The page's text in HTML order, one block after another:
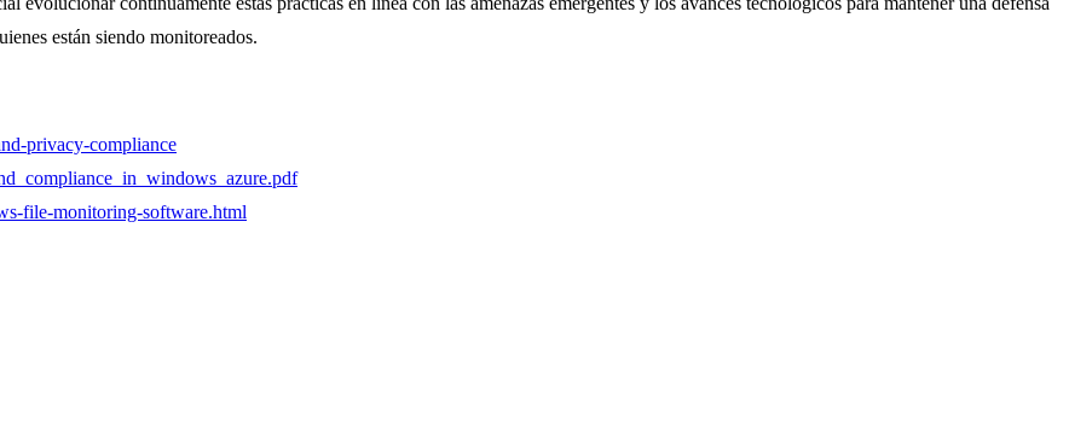
están siendo monitoreados.
privacy-compliance
file-monitoring-software.html